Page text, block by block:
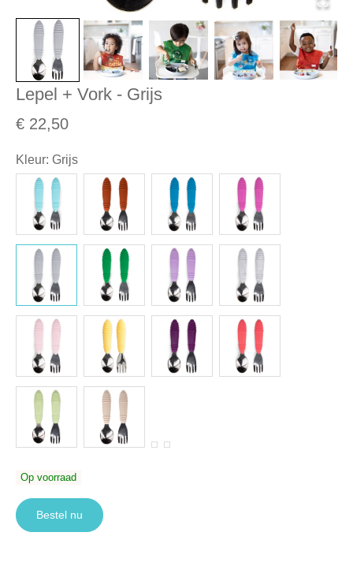
Lepel + Vork - Grijs
€ 22,50
Kleur: Grijs
Op voorraad
Bestel nu